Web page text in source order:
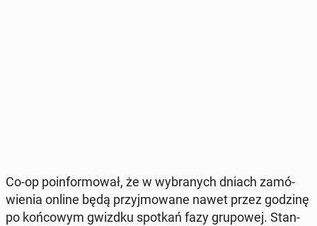
Co-op po­in­for­mo­wał, że w wy­bra­nych dniach za­mó­
wie­nia online będą przyj­mo­wa­ne nawet przez godzinę
po koń­co­wym gwizdku spotkań fazy gru­po­wej. Stan­